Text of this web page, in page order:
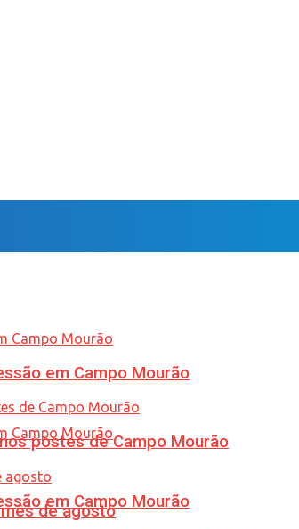
em Campo Mourão
em Campo Mourão
postes de Campo Mourão
de agosto